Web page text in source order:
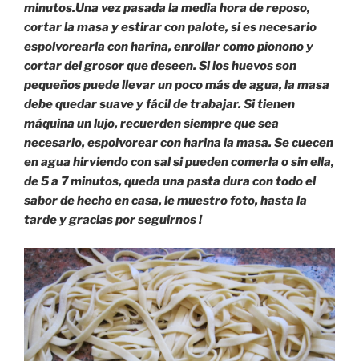
minutos.Una vez pasada la media hora de reposo,
cortar la masa y estirar con palote, si es necesario
espolvorearla con harina, enrollar como pionono y
cortar del grosor que deseen. Si los huevos son
pequeños puede llevar un poco más de agua, la masa
debe quedar suave y fácil de trabajar. Si tienen
máquina un lujo, recuerden siempre que sea
necesario, espolvorear con harina la masa. Se cuecen
en agua hirviendo con sal si pueden comerla o sin ella,
de 5 a 7 minutos, queda una pasta dura con todo el
sabor de hecho en casa, le muestro foto, hasta la
tarde y gracias por seguirnos !